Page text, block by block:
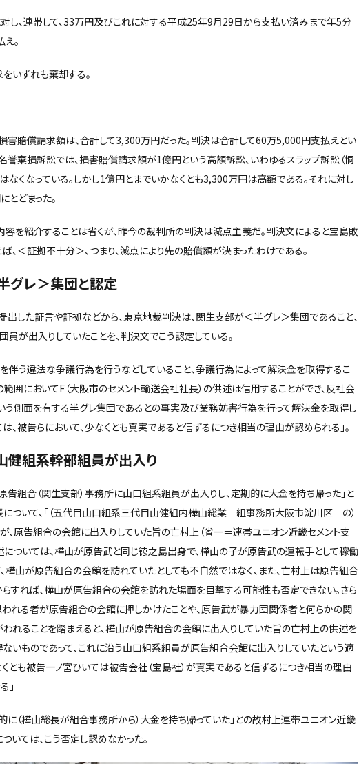
し、連帯して、33万円及びこれに対する平成25年9月29日から支払い済みまで年5分
。
いずれも棄却する。
害賠償請求額は、合計して3,300万円だった。判決は合計して60万5,000円支払えとい
誉棄損訴訟では、損害賠償請求額が1億円という高額訴訟、いわゆるスラップ訴訟（恫
なくなっている。しかし1億円とまでいかなくとも3,300万円は高額である。それに対し
とどまった。
容を紹介することは省くが、昨今の裁判所の判決は減点主義だ。判決文によると宝島敗
、＜証拠不十分＞、つまり、減点により先の賠償額が決まったわけである。
グレ＞集団と認定
した証言や証拠などから、東京地裁判決は、関生支部が＜半グレ＞集団であること、
が出入りしていたことを、判決文でこう認定している。
伴う違法な争議行為を行うなどしていること、争議行為によって解決金を取得するこ
範囲においてF（大阪市のセメント輸送会社社長）の供述は信用することができ、反社会
う側面を有する半グレ集団であるとの事実及び業務妨害行為を行って解決金を取得し
、被告らにおいて、少なくとも真実であると信ずるにつき相当の理由が認められる」。
健組系幹部組員が出入り
原告組合（関生支部）事務所に山口組系組員が出入りし、定期的に大金を持ち帰った」と
ついて、「（五代目山口組系三代目山健組内樺山総業＝組事務所大阪市淀川区＝の）
、原告組合の会館に出入りしていた旨の亡村上（省一＝連帯ユニオン近畿セメント支
ついては、樺山が原告武と同じ徳之島出身で、樺山の子が原告武の運転手として稼働
樺山が原告組合の会館を訪れていたとしても不自然ではなく、また、亡村上は原告組合
すれば、樺山が原告組合の会館を訪れた場面を目撃する可能性も否定できない。さら
われる者が原告組合の会館に押しかけたことや、原告武が暴力団関係者と何らかの関
れることを踏まえると、樺山が原告組合の会館に出入りしていた旨の亡村上の供述を
いものであって、これに沿う山口組系組員が原告組合会館に出入りしていたという適
とも被告一ノ宮ひいては被告会社（宝島社）が真実であると信ずるにつき相当の理由
」
に（樺山総長が組合事務所から）大金を持ち帰っていた」との故村上連帯ユニオン近畿
いては、こう否定し認めなかった。